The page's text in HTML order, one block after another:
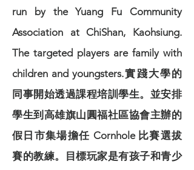
run by the Yuang Fu Community
Association at ChiShan, Kaohsiung.
The targeted players are family with
children and youngsters.實踐大學的
同事開始透過課程培訓學生。並安排
學生到高雄旗山圓福社區協會主辦的
假日市集場擔任 Cornhole 比賽選拔
賽的教練。目標玩家是有孩子和青少